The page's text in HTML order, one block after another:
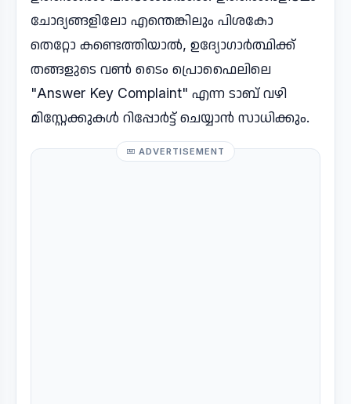
ചോദ്യങ്ങളിലോ എന്തെങ്കിലും പിശകോ
തെറ്റോ കണ്ടെത്തിയാൽ, ഉദ്യോഗാർത്ഥിക്ക്
തങ്ങളുടെ വൺ ടൈം പ്രൊഫൈലിലെ
"Answer Key Complaint" എന്ന ടാബ് വഴി
മിസ്റ്റേക്കുകൾ റിപ്പോർട്ട് ചെയ്യാൻ സാധിക്കും.
ADVERTISEMENT